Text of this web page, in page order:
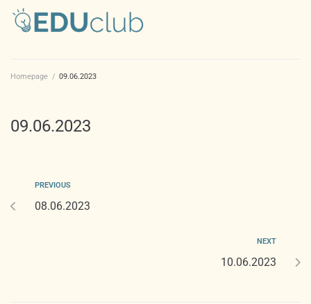
Homepage / 09.06.2023
09.06.2023
PREVIOUS
08.06.2023
NEXT
10.06.2023